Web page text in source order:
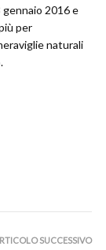
gennaio 2016 e
per
naturali
SUCCESSIVO